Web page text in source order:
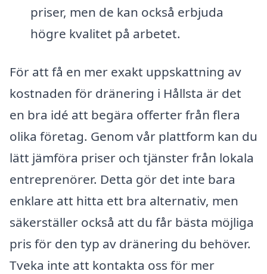
priser, men de kan också erbjuda
högre kvalitet på arbetet.
För att få en mer exakt uppskattning av
kostnaden för dränering i Hållsta är det
en bra idé att begära offerter från flera
olika företag. Genom vår plattform kan du
lätt jämföra priser och tjänster från lokala
entreprenörer. Detta gör det inte bara
enklare att hitta ett bra alternativ, men
säkerställer också att du får bästa möjliga
pris för den typ av dränering du behöver.
Tveka inte att kontakta oss för mer